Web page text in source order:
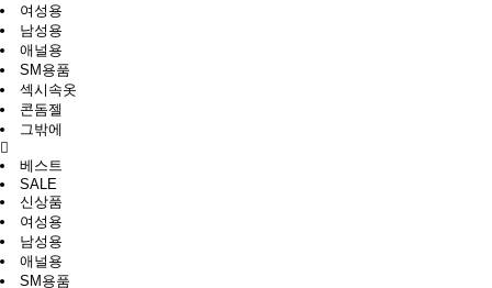
여성용
남성용
애널용
SM용품
섹시속옷
콘돔젤
그밖에
베스트
SALE
신상품
여성용
남성용
애널용
SM용품